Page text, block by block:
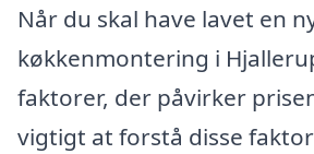
Når du skal have lavet en
køkkenmontering i
faktorer, der påvirker
vigtigt at forstå disse